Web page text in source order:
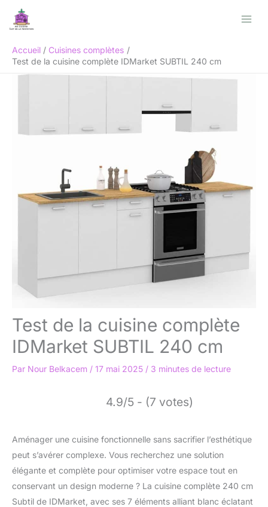
Accueil
Cuisines complètes
Test de la cuisine complète IDMarket SUBTIL 240 cm
Test de la cuisine complète
IDMarket SUBTIL 240 cm
Par Nour Belkacem / 17 mai 2025 / 3 minutes de lecture
4.9/5 - (7 votes)
Aménager une cuisine fonctionnelle sans sacrifier l’esthétique
peut s’avérer complexe. Vous recherchez une solution
élégante et complète pour optimiser votre espace tout en
conservant un design moderne ? La cuisine complète 240 cm
Subtil de IDMarket, avec ses 7 éléments alliant blanc éclatant
Rechercher